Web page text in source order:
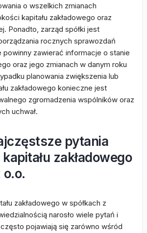
o wszelkich zmianach
kapitału zakładowego oraz
Ponadto, zarząd spółki jest
rocznych sprawozdań
zawierać informacje o stanie
oraz jego zmianach w danym roku
planowania zwiększenia lub
zakładowego konieczne jest
zgromadzenia wspólników oraz
uchwał.
pytania
zakładowego
o.o.
zakładowego w spółkach z
narosło wiele pytań i
pojawiają się zarówno wśród